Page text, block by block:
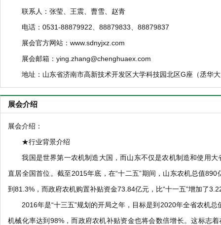
联系人：张莹、王震、曹雪、赵青
电话：0531-88879922、88879833、88879837
展会官方网站：www.sdnyjxz.com
展会邮箱：ying.zhang@chenghuaex.com
地址：山东省济南市高新技术开发区大学科技园北区G座（丞华
展会介绍
展会介绍：
★行业背景介绍
我国是世界第一农机制造大国，而山东不仅是农机制造和使用大
直居全国首位。截至2015年底，在“十二五”期间，山东农机总值
到81.3%，而政府农机购置补贴资金73.84亿元，比“十一五”增加了
2016年是“十三五”规划的开局之年，目标是到2020年全省农机总
机械化率达到98%，而政府农机补贴资金也将会数倍增长。这标志